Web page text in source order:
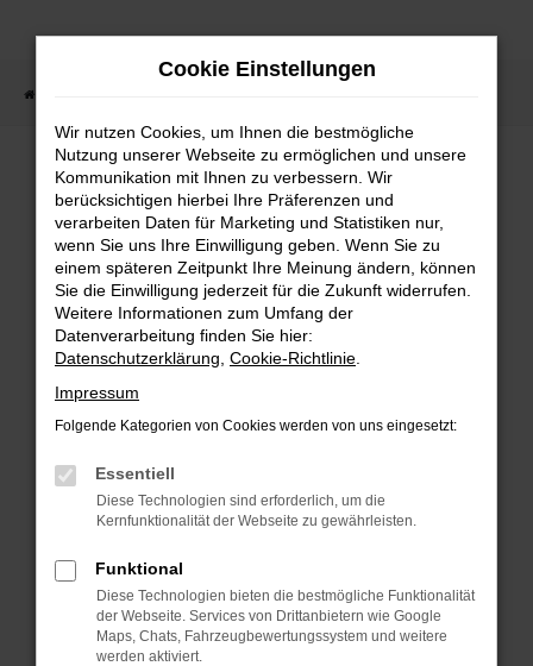
Zum
Fehler: Network Error
Beim Laden ist ein Fehler aufgetreten.
Hier sind ein paar Tipps, die dir helfen
können:
Überprüfe deine Firewall und
deine Internetverbindung.
Beispiel deine Suchmaschine?
Prüfe deine
Browsererweiterungen.
Manche Erweiterungen, wie
Werbeblocker, können das Laden
bestimmter Seiten verhindern.
Cookie Einstellungen
Wir nutzen Cookies, um Ihnen die bestmögliche
Nutzung unserer Webseite zu ermöglichen und unsere
Kommunikation mit Ihnen zu verbessern. Wir
berücksichtigen hierbei Ihre Präferenzen und
verarbeiten Daten für Marketing und Statistiken nur,
wenn Sie uns Ihre Einwilligung geben. Wenn Sie zu
einem späteren Zeitpunkt Ihre Meinung ändern, können
Sie die Einwilligung jederzeit für die Zukunft widerrufen.
Weitere Informationen zum Umfang der
Datenverarbeitung finden Sie hier:
Datenschutzerklärung Cookie-Richtlinie
Impressum
Folgende Kategorien von Cookies werden von uns eingesetzt:
Essentiell
Diese Technologien sind erforderlich, um die
Kernfunktionalität der Webseite zu gewährleisten.
Funktional
Diese Technologien bieten die bestmögliche Funktionalität
der Webseite. Services von Drittanbietern wie Google
Maps, Chats, Fahrzeugbewertungssystem und weitere
werden aktiviert.